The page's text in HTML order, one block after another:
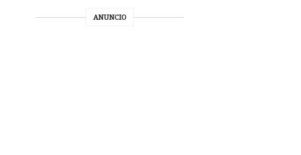
ANUNCIO